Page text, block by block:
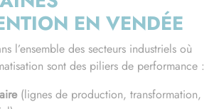
EN VENDÉE
l’ensemble des secteurs industriels où
sont des piliers de performance :
(lignes de production, transformation,